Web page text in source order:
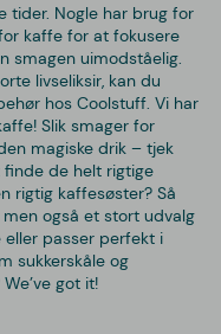
tider. Nogle har brug for
kaffe for at fokusere
smagen uimodståelig.
livseliksir, kan du
hos Coolstuff. Vi har
Slik smager for
magiske drik – tjek
de helt rigtige
rigtig kaffesøster? Så
, men også et stort udvalg
passer perfekt i
sukkerskåle og
got it!